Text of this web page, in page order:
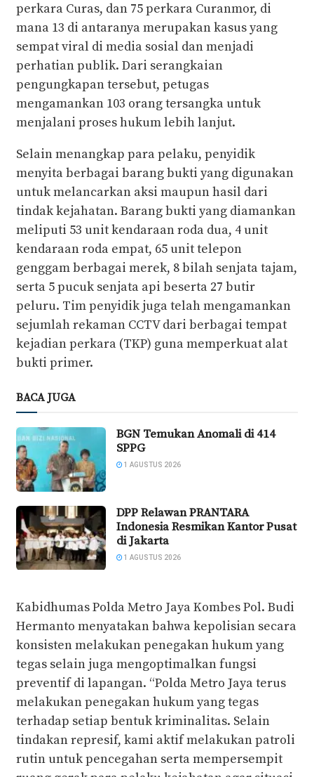
perkara Curas, dan 75 perkara Curanmor, di
mana 13 di antaranya merupakan kasus yang
sempat viral di media sosial dan menjadi
perhatian publik. Dari serangkaian
pengungkapan tersebut, petugas
mengamankan 103 orang tersangka untuk
menjalani proses hukum lebih lanjut.
Selain menangkap para pelaku, penyidik
menyita berbagai barang bukti yang digunakan
untuk melancarkan aksi maupun hasil dari
tindak kejahatan. Barang bukti yang diamankan
meliputi 53 unit kendaraan roda dua, 4 unit
kendaraan roda empat, 65 unit telepon
genggam berbagai merek, 8 bilah senjata tajam,
serta 5 pucuk senjata api beserta 27 butir
peluru. Tim penyidik juga telah mengamankan
sejumlah rekaman CCTV dari berbagai tempat
kejadian perkara (TKP) guna memperkuat alat
bukti primer.
BACA JUGA
BGN Temukan Anomali di 414
SPPG
1 AGUSTUS 2026
DPP Relawan PRANTARA
Indonesia Resmikan Kantor Pusat
di Jakarta
1 AGUSTUS 2026
Kabidhumas Polda Metro Jaya Kombes Pol. Budi
Hermanto menyatakan bahwa kepolisian secara
konsisten melakukan penegakan hukum yang
tegas selain juga mengoptimalkan fungsi
preventif di lapangan. “Polda Metro Jaya terus
melakukan penegakan hukum yang tegas
terhadap setiap bentuk kriminalitas. Selain
tindakan represif, kami aktif melakukan patroli
rutin untuk pencegahan serta mempersempit